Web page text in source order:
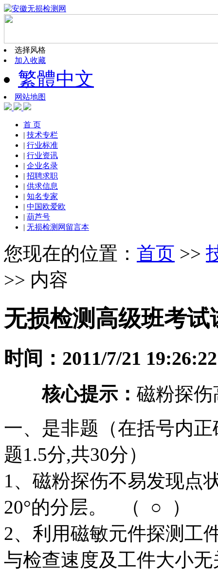
选择风格
加入收藏
繁體中文
网站地图
首 页
| 技术专栏
| 行业标准
| 行业资讯
| 企业名录
| 招聘求职
| 供求信息
| 知名专家
| 中国欧爱欧
| 葫芦号
| 无损检测网留言本
您现在的位置： 首页 >>
>> 内容
无损检测高级班考
时间：2011/7/21 19:26:22
核心提示： 磁粉探伤
一、是非题（在括号内
题1.5分,共30分）
1、磁粉探伤不易发现点
20°的分层。 （ ○ ）
2、利用磁敏元件探测工
与检查速度及工件大小